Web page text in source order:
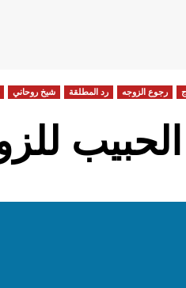
رجوع الزوجه رد المطلقة شيخ روحاني